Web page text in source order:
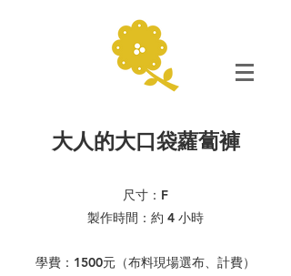
大人的大口袋蘿蔔褲
尺寸：F
製作時間：約 4 小時
學費：1500元（布料現場選布、計費）